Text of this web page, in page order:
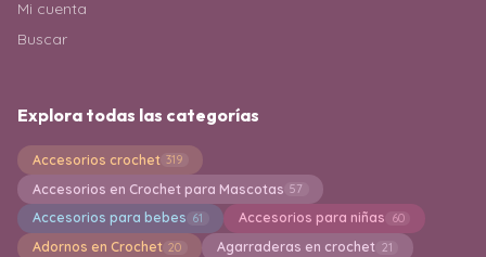
Mi cuenta
Buscar
Explora todas las categorías
Accesorios crochet 319
Accesorios en Crochet para Mascotas 57
Accesorios para bebes 61 Accesorios para niñas 60
Adornos en Crochet 20 Agarraderas en crochet 21